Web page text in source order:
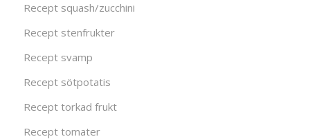
Recept squash/zucchini
Recept stenfrukter
Recept svamp
Recept sötpotatis
Recept torkad frukt
Recept tomater